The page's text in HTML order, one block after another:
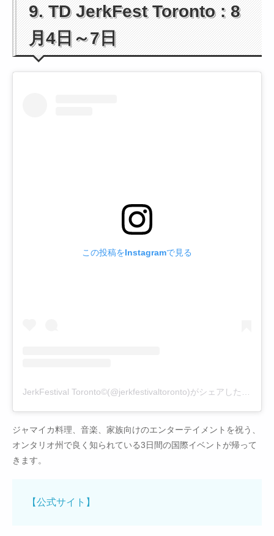
9. TD JerkFest Toronto : 8
月4日～7日
この投稿をInstagramで見る
ジャマイカ料理、音楽、家族向けのエンターテイメントを祝う、
オンタリオ州で良く知られている3日間の国際イベントが帰って
きます。
【公式サイト】